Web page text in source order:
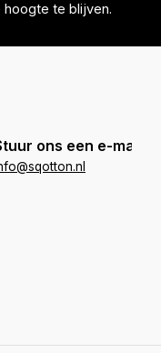
te blijven.
ons een e-mail